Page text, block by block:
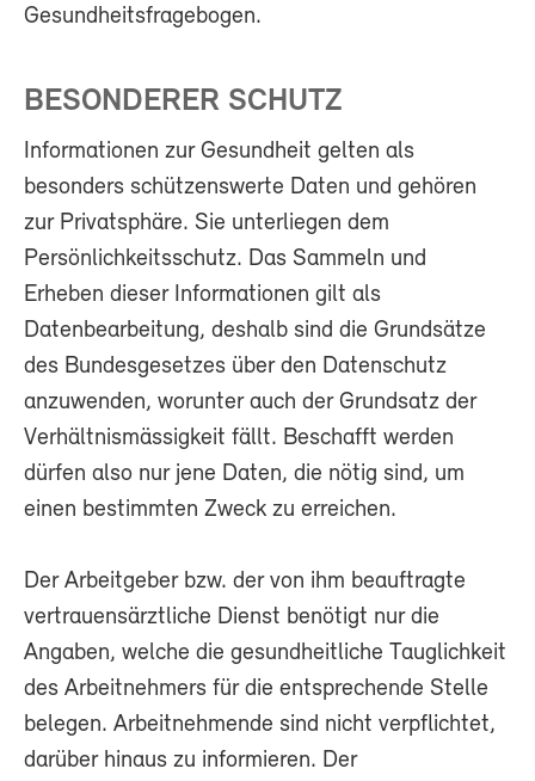
Gesundheitsfragebogen.
BESONDERER SCHUTZ
Informationen zur Gesundheit gelten als
besonders schützenswerte Daten und gehören
zur Privatsphäre. Sie unterliegen dem
Persönlichkeitsschutz. Das Sammeln und
Erheben dieser Informationen gilt als
Datenbearbeitung, deshalb sind die Grundsätze
des Bundesgesetzes über den Datenschutz
anzuwenden, worunter auch der Grundsatz der
Verhältnismässigkeit fällt. Beschafft werden
dürfen also nur jene Daten, die nötig sind, um
einen bestimmten Zweck zu erreichen.
Der Arbeitgeber bzw. der von ihm beauftragte
vertrauensärztliche Dienst benötigt nur die
Angaben, welche die gesundheitliche Tauglichkeit
des Arbeitnehmers für die entsprechende Stelle
belegen. Arbeitnehmende sind nicht verpflichtet,
darüber hinaus zu informieren. Der